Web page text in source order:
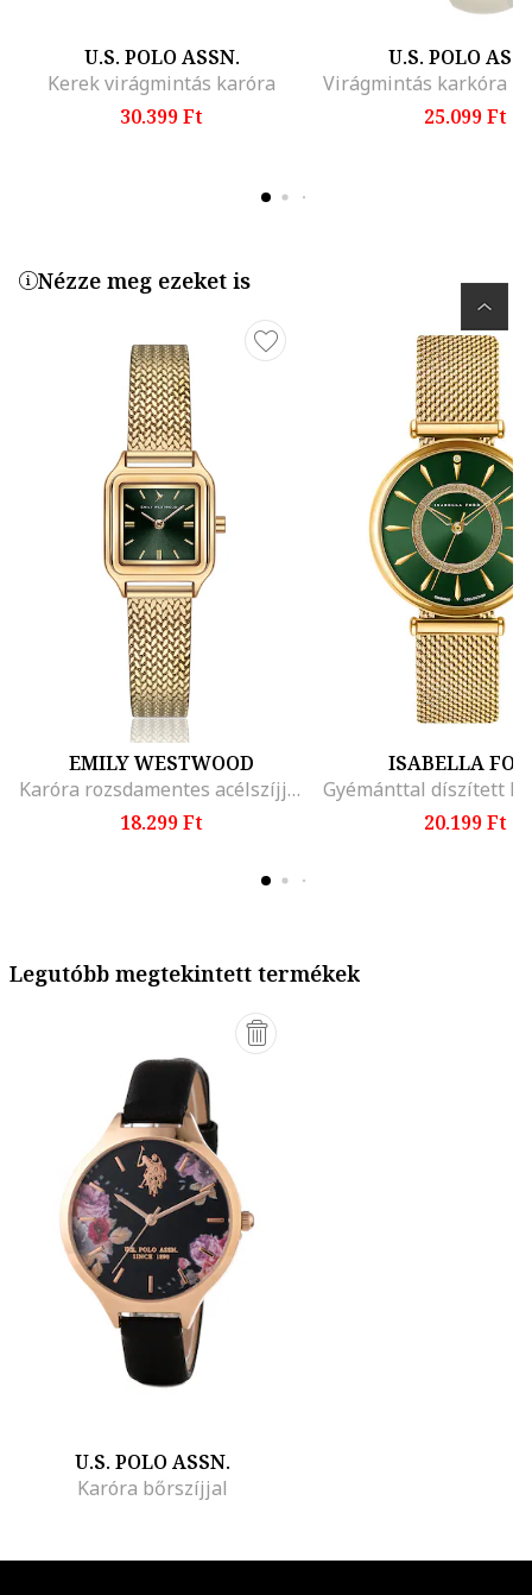
U.S. POLO ASSN.
Kerek virágmintás karóra
30.399 Ft
U.S. POLO
25.099 Ft
Nézze meg ezeket is
EMILY WESTWOOD
Karóra rozsdamentes acélszíjjal, Aranyszín
18.299 Ft
ISABELLA
20.199 Ft
Legutóbb megtekintett termékek
U.S. POLO ASSN.
Karóra bőrszíjjal